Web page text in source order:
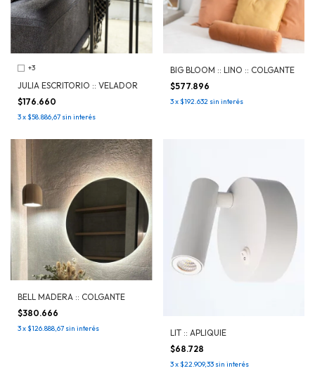
+3
JULIA ESCRITORIO :: VELADOR
$176.660
3x$58.886,67 sin interés
BIG BLOOM :: LINO :: COLGANTE
$577.896
3x$192.632 sin interés
BELL MADERA :: COLGANTE
$380.666
3x$126.888,67 sin interés
LIT :: APLIQUIE
$68.728
3x$22.909,33 sin interés